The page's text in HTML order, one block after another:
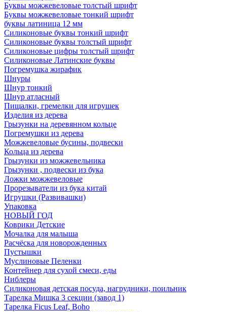
Буквы можжевеловые толстый шрифт
Буквы можжевеловые тонкий шрифт
буквы латиница 12 мм
Силиконовые буквы тонкий шрифт
Силиконовые буквы толстый шрифт
Силиконовые цифры толстый шрифт
Силиконовые Латинские буквы
Погремушка жирафик
Шнуры
Шнур тонкий
Шнур атласный
Пищалки, гремелки для игрушек
Изделия из дерева
Грызунки на деревянном кольце
Погремушки из дерева
Можжевеловые бусины, подвески
Кольца из дерева
Грызунки из можжевельника
Грызунки , подвески из бука
Ложки можжевеловые
Прорезыватели из бука китай
Игрушки (Развивашки)
Упаковка
НОВЫЙ ГОД
Коврики Детские
Мочалка для малыша
Расчёска для новорожденных
Пустышки
Муслиновые Пеленки
Контейнер для сухой смеси, еды
Ниблеры
Силиконовая детская посуда, нагрудники, поильник
Тарелка Мишка 3 секции (завод 1)
Тарелка Ficus Leaf, Boho